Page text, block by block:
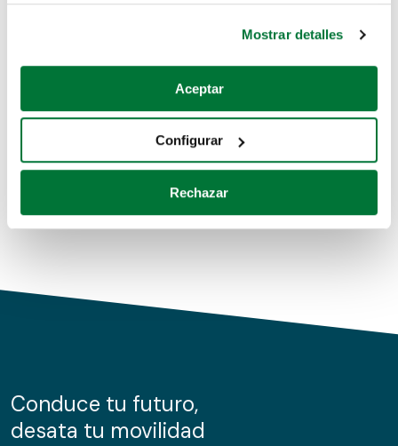
Si lo permite, también quisiéramos:
Recopilar información sobre su ubicación geográfica
Identificar su dispositivo analizándolo activamente
para buscar características específicas (huellas
Obtenga más información sobre cómo se procesan sus
de cookies.
información sobre el uso que haga del sitio web con
nuestros partners de redes sociales, publicidad y análisis
Mostrar detalles
Aceptar
Configurar
Rechazar
Coches de segunda mano
Coches de km0
Conduce tu futuro,
desata tu movilidad